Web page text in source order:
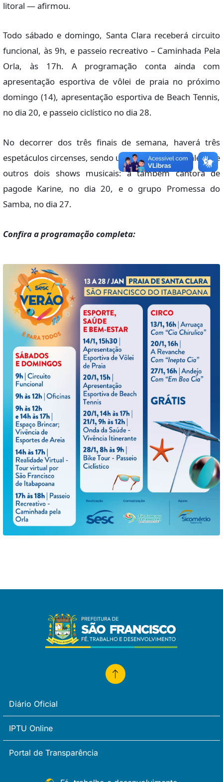
litoral — afirmou.
Todo sábado e domingo, Santa Clara receberá circuito
funcional, às 9h, e passeio recreativo – Caminhada Pela
Orla, às 17h. A programação conta ainda com
apresentação esportiva de vôlei de praia no próximo
domingo (14), apresentação esportiva de Beach Tennis,
no dia 20, e passeio ciclístico no dia 28.
No decorrer dos três finais de semana, haverá três
espetáculos circenses, sendo um a cada sábado, além de
outros dois shows musicais: a também cantora de
pagode Karine, no dia 20, e o grupo Promessa do
Samba, no dia 27.
Confira a programação completa:
Diário Oficial
IPTU Online
Portal de Transparência